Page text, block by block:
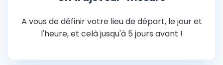
A vous de définir votre lieu de départ, le jour et
l'heure, et celà jusqu'à 5 jours avant !